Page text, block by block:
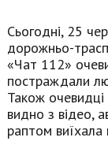
Сьогодні, 25
дорожньо-
«Чат 112»
постраждали
Також очевидці
видно з відео,
раптом виїхала